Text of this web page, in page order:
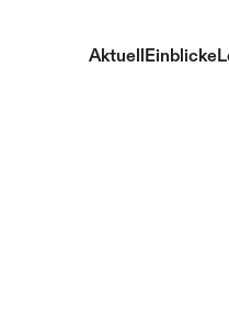
AktuellEinblicke